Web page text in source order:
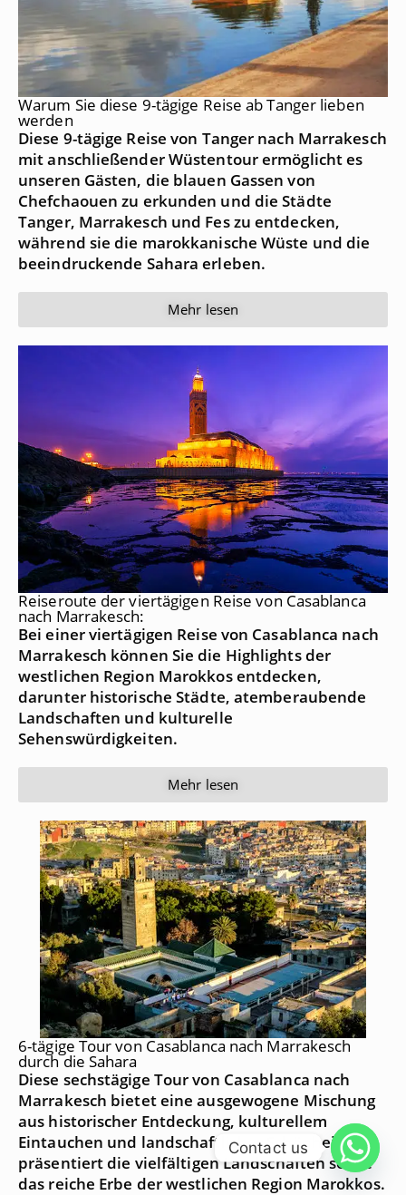
Warum Sie diese 9-tägige Reise ab Tanger lieben
werden
Diese 9-tägige Reise von Tanger nach Marrakesch
mit anschließender Wüstentour ermöglicht es
unseren Gästen, die blauen Gassen von
Chefchaouen zu erkunden und die Städte
Tanger, Marrakesch und Fes zu entdecken,
während sie die marokkanische Wüste und die
beeindruckende Sahara erleben.
Mehr lesen
Reiseroute der viertägigen Reise von Casablanca
nach Marrakesch:
Bei einer viertägigen Reise von Casablanca nach
Marrakesch können Sie die Highlights der
westlichen Region Marokkos entdecken,
darunter historische Städte, atemberaubende
Landschaften und kulturelle
Sehenswürdigkeiten.
Mehr lesen
6-tägige Tour von Casablanca nach Marrakesch
durch die Sahara
Diese sechstägige Tour von Casablanca nach
Marrakesch bietet eine ausgewogene Mischung
aus historischer Entdeckung, kulturellem
Eintauchen und landschaftlicher Schönheit und
präsentiert die vielfältigen Landschaften sowie
das reiche Erbe der westlichen Region Marokkos.
Contact us